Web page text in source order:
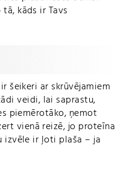
kāds ir Tavs
šeikeri ar skrūvējamiem
veidi, lai saprastu,
piemērotāko, ņemot
vienā reizē, jo proteīna
izvēle ir ļoti plaša – ja